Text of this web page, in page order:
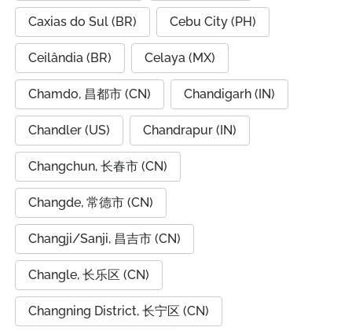
Caxias do Sul (BR) Cebu City (PH)
Ceilândia (BR) Celaya (MX)
Chamdo, 昌都市 (CN) Chandigarh (IN)
Chandler (US) Chandrapur (IN)
Changchun, 长春市 (CN)
Changde, 常德市 (CN)
Changji/Sanji, 昌吉市 (CN)
Changle, 长乐区 (CN)
Changning District, 长宁区 (CN)